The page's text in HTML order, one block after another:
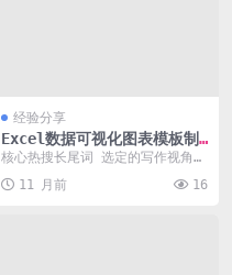
经验分享
Excel数据可视化图表模板制
作方法
核心热搜长尾词 选定的写作视角
法 故障排查与...
11 月前 16